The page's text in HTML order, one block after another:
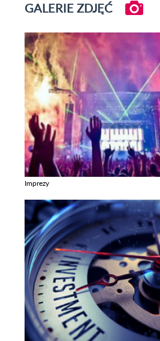
GALERIE ZDJĘĆ
Imprezy